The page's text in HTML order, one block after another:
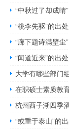
“中秋过了却成晴
“桃李先驱”的出
“廊下题诗满壁尘
“闻道近来”的出
大学有哪些部门
在职硕士素质教
杭州西子湖四季
“或重于泰山”的